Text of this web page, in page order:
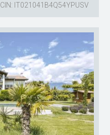
CIN: IT021041B4Q54YPUSV